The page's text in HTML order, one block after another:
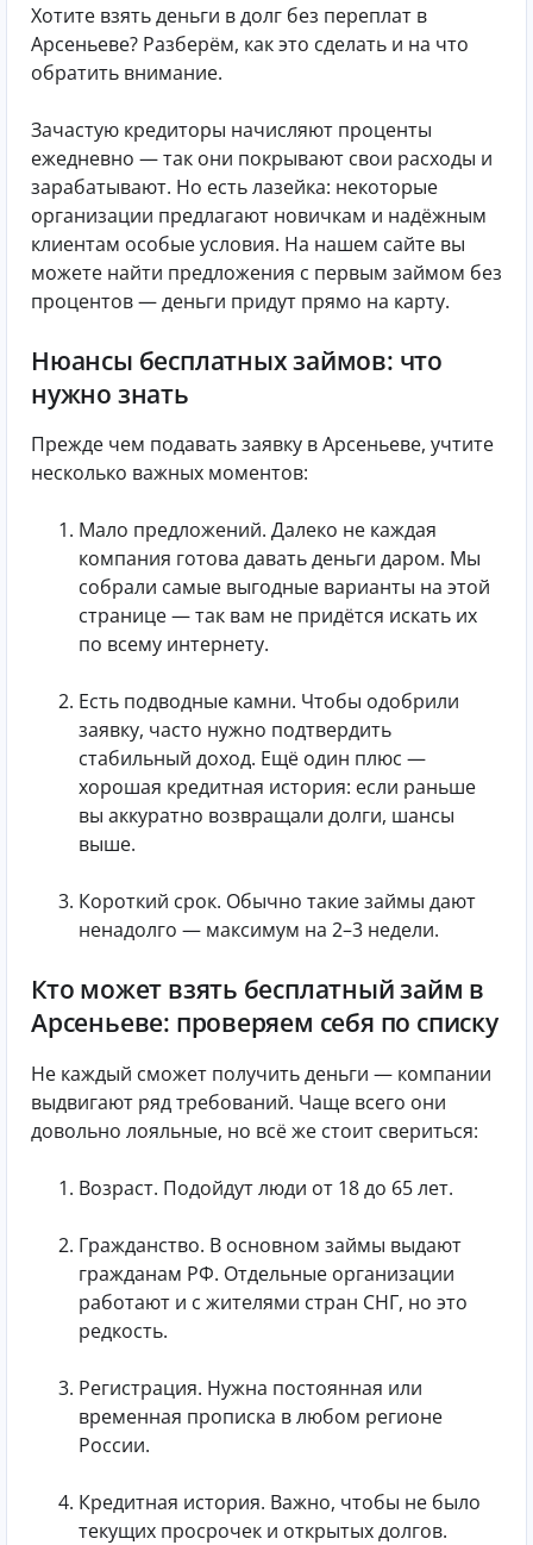
Хотите взять деньги в долг без переплат в
Арсеньеве? Разберём, как это сделать и на что
обратить внимание.
Зачастую кредиторы начисляют проценты
ежедневно — так они покрывают свои расходы и
зарабатывают. Но есть лазейка: некоторые
организации предлагают новичкам и надёжным
клиентам особые условия. На нашем сайте вы
можете найти предложения с первым займом без
процентов — деньги придут прямо на карту.
Нюансы бесплатных займов: что
нужно знать
Прежде чем подавать заявку в Арсеньеве, учтите
несколько важных моментов:
Мало предложений. Далеко не каждая
компания готова давать деньги даром. Мы
собрали самые выгодные варианты на этой
странице — так вам не придётся искать их
по всему интернету.
Есть подводные камни. Чтобы одобрили
заявку, часто нужно подтвердить
стабильный доход. Ещё один плюс —
хорошая кредитная история: если раньше
вы аккуратно возвращали долги, шансы
выше.
Короткий срок. Обычно такие займы дают
ненадолго — максимум на 2–3 недели.
Кто может взять бесплатный займ в
Арсеньеве: проверяем себя по списку
Не каждый сможет получить деньги — компании
выдвигают ряд требований. Чаще всего они
довольно лояльные, но всё же стоит свериться:
Возраст. Подойдут люди от 18 до 65 лет.
Гражданство. В основном займы выдают
гражданам РФ. Отдельные организации
работают и с жителями стран СНГ, но это
редкость.
Регистрация. Нужна постоянная или
временная прописка в любом регионе
России.
Кредитная история. Важно, чтобы не было
текущих просрочек и открытых долгов.